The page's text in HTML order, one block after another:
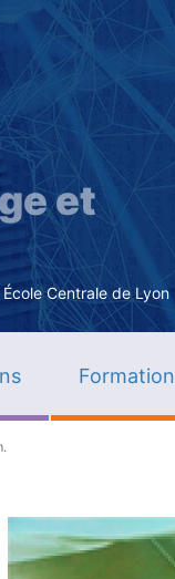
Aller
contenu
principal
et
Centrale de Lyon
Formation